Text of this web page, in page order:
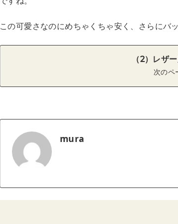
この可愛さなのにめちゃくちゃ安く、さらにバ
（2）レザ
次のペ
mura